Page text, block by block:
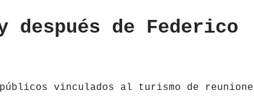
después de Federico
vinculados al turismo de